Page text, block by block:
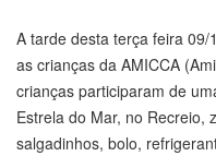
A tarde desta terça feira
as crianças da AMICCA
crianças participaram de
Estrela do Mar, no Recreio,
salgadinhos, bolo,